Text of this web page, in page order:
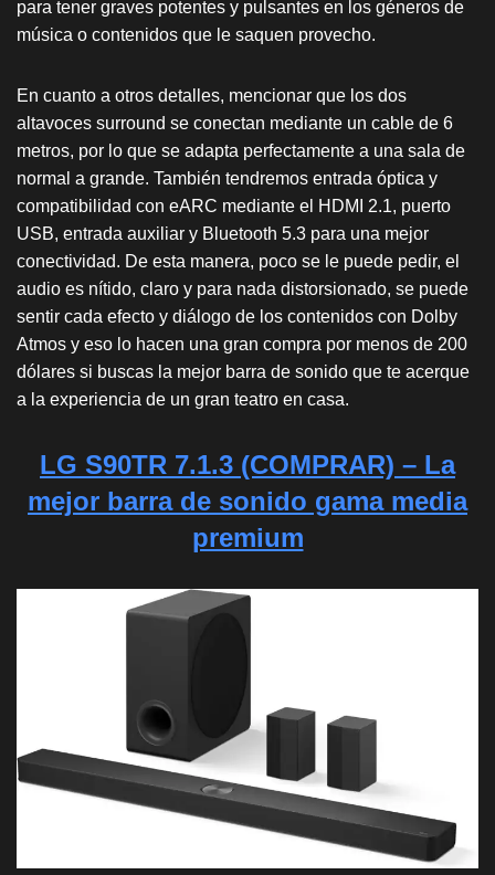
para tener graves potentes y pulsantes en los géneros de
música o contenidos que le saquen provecho.
En cuanto a otros detalles, mencionar que los dos
altavoces surround se conectan mediante un cable de 6
metros, por lo que se adapta perfectamente a una sala de
normal a grande. También tendremos entrada óptica y
compatibilidad con eARC mediante el HDMI 2.1, puerto
USB, entrada auxiliar y Bluetooth 5.3 para una mejor
conectividad. De esta manera, poco se le puede pedir, el
audio es nítido, claro y para nada distorsionado, se puede
sentir cada efecto y diálogo de los contenidos con Dolby
Atmos y eso lo hacen una gran compra por menos de 200
dólares si buscas la mejor barra de sonido que te acerque
a la experiencia de un gran teatro en casa.
LG S90TR 7.1.3 (COMPRAR) – La
mejor barra de sonido gama media
premium